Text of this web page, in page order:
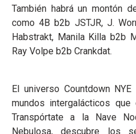
También habrá un montón
como 4B b2b JSTJR, J.
Habstrakt, Manila Killa b2b
Ray Volpe b2b Crankdat.
El universo Countdown
mundos intergalácticos que
Transpórtate a la Nave
Nebulosa, descubre los